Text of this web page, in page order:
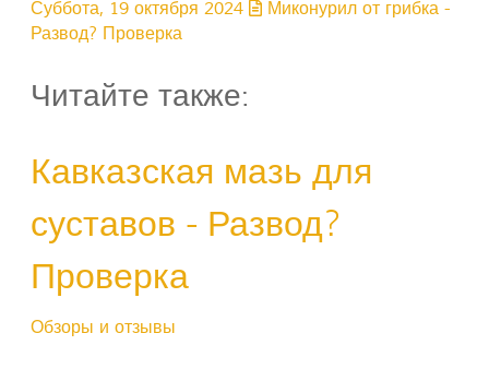
Суббота, 19 октября 2024
Миконурил от грибка -
Развод? Проверка
Читайте также:
Кавказская мазь для
суставов - Развод?
Проверка
Обзоры и отзывы